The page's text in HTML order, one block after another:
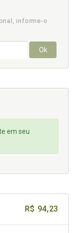
informe-o
Ok
em seu
R$ 94,23